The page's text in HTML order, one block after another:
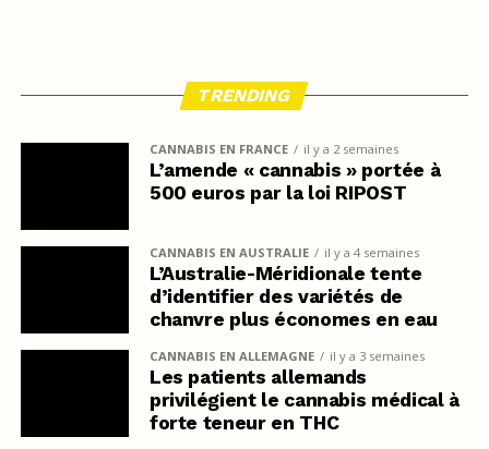
TRENDING
CANNABIS EN FRANCE il y a 2 semaines
L’amende « cannabis » portée à
500 euros par la loi RIPOST
CANNABIS EN AUSTRALIE il y a 4 semaines
L’Australie-Méridionale tente
d’identifier des variétés de
chanvre plus économes en eau
CANNABIS EN ALLEMAGNE il y a 3 semaines
Les patients allemands
privilégient le cannabis médical à
forte teneur en THC